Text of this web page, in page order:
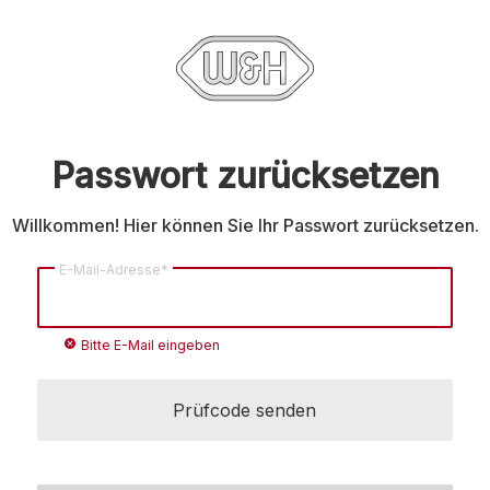
Passwort zurücksetzen
Willkommen! Hier können Sie Ihr Passwort zurücksetzen.
E-Mail-Adresse*
cancel Bitte E-Mail eingeben
Prüfcode senden